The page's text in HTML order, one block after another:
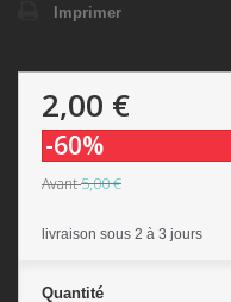
Imprimer
2,00 €
-60%
Avant5,00 €
livraison sous 2 à 3 jours
Quantité